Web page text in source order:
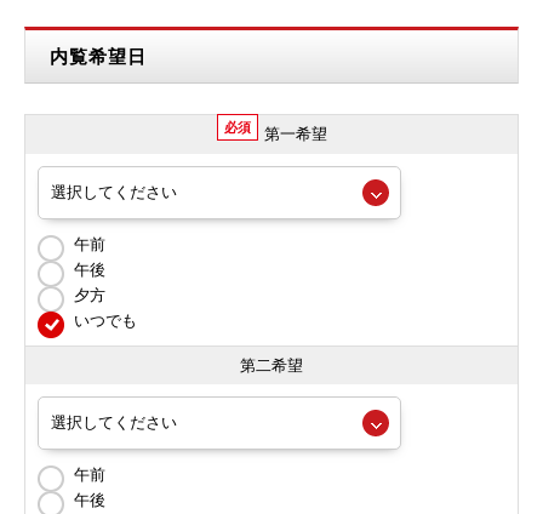
内覧希望日
必須 第一希望
午前
午後
夕方
いつでも
第二希望
午前
午後